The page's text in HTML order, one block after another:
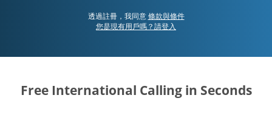
透過註冊，我同意條款與條件
您是現有用戶嗎？請登入
Free International Calling in Seconds